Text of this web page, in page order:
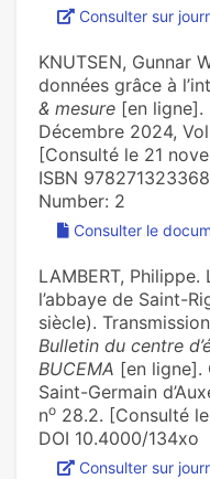
Consulter sur
KNUTSEN, Gunnar
données grâce à
& mesure [en ligne].
Décembre 2024,
[Consulté le 21
ISBN
Number: 2
Consulter le
LAMBERT,
l’abbaye de Saint-
siècle).
Bulletin du centre
BUCEMA [en ligne].
Saint-Germain
no 28.2. [Consulté
DOI 10.4000/134xo
Consulter sur